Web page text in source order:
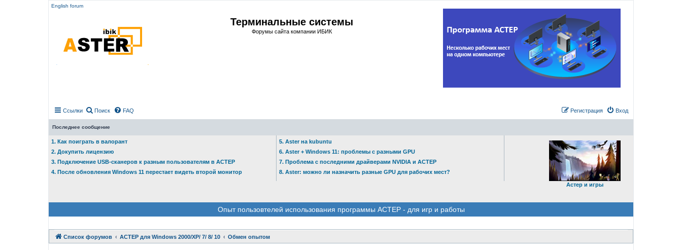
English forum
Терминальные системы
Форумы сайта компании ИБИК
Ссылки Поиск FAQ Вход
Регистрация
Последнее сообщение
1. Как поиграть в валорант
2. Докупить лицензию
3. Подключение USB-сканеров к разным пользователям в АСТЕР
4. После обновления Windows 11 перестает видеть второй монитор
5. Aster на kubuntu
6. Aster + Windows 11: проблемы с разными GPU
7. Проблема с последними драйверами NVIDIA и АСТЕР
8. Aster: можно ли назначить разные GPU для рабочих мест?
Астер и игры
Опыт пользовтелей использования программы АСТЕР - для игр и работы
Список форумов АСТЕР для Windows 2000/XP/ 7/ 8/ 10 Обмен опытом